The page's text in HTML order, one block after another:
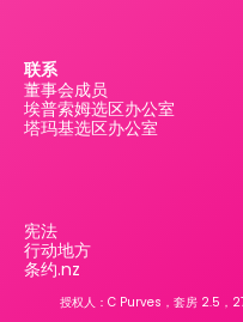
联系
董事会成员
埃普索姆选区办公室
塔玛基选区办公室
宪法
行动地方
条约.nz
授权人：C Purves，套房 2.5，